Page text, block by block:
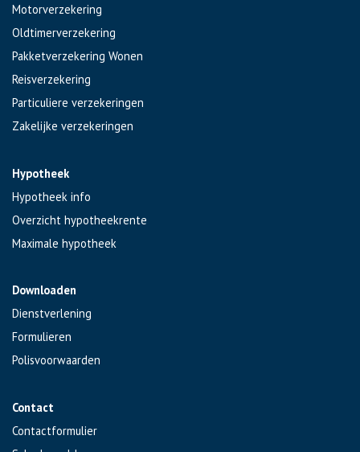
Motorverzekering
Oldtimerverzekering
Pakketverzekering Wonen
Reisverzekering
Particuliere verzekeringen
Zakelijke verzekeringen
Hypotheek
Hypotheek info
Overzicht hypotheekrente
Maximale hypotheek
Downloaden
Dienstverlening
Formulieren
Polisvoorwaarden
Contact
Contactformulier